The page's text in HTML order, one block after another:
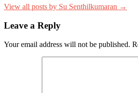
View all posts by Su Senthilkumaran →
Leave a Reply
Your email address will not be published.